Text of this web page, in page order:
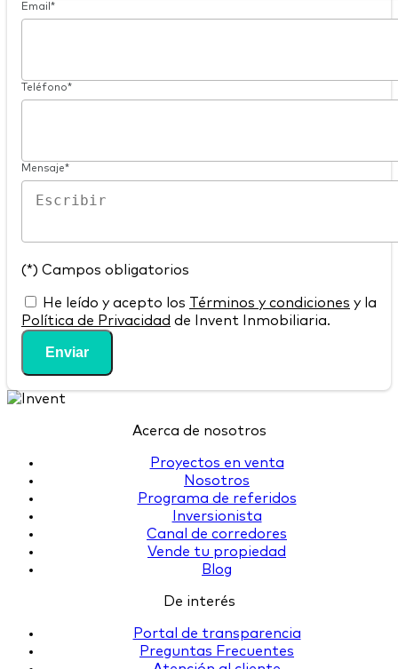
Email*
Teléfono*
Mensaje*
(*) Campos obligatorios
He leído y acepto los Términos y condiciones y la
Política de Privacidad de Invent Inmobiliaria.
Enviar
Acerca de nosotros
Proyectos en venta
Nosotros
Programa de referidos
Inversionista
Canal de corredores
Vende tu propiedad
Blog
De interés
Portal de transparencia
Preguntas Frecuentes